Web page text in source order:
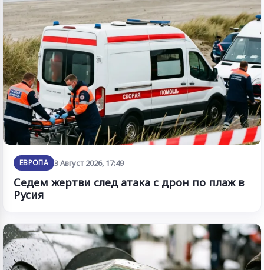
ЕВРОПА 3 Август 2026, 17:49
Седем жертви след атака с дрон по плаж в
Русия